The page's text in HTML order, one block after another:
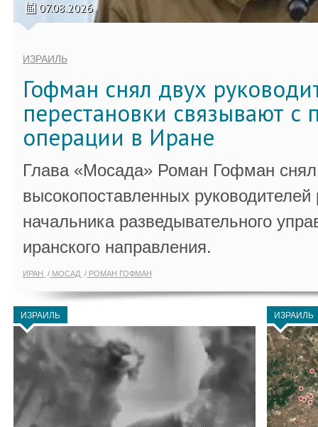
07.08.2026
ИЗРАИЛЬ
Гофман снял двух
перестановки связывают с
операции в Иране
Глава «Мосада» Роман Гофман снял
высокопоставленных
начальника разведывательного
иранского направления.
ИРАН МОСАД РОМАН ГОФМАН
ИЗРАИЛЬ ИЗРАИЛЬ